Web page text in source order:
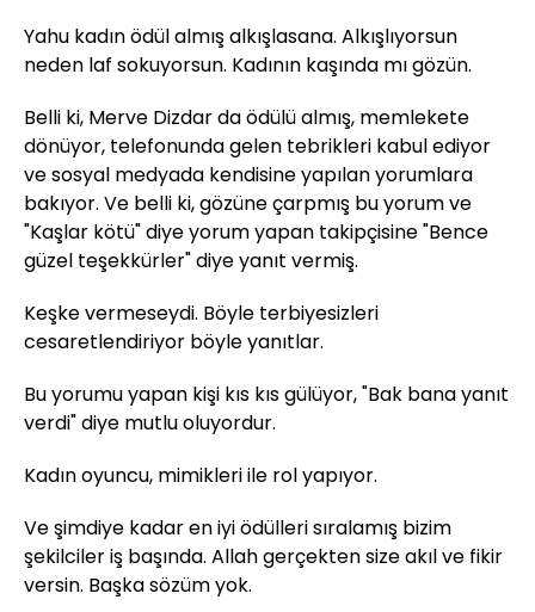
Yahu kadın ödül almış alkışlasana. Alkışlıyorsun
neden laf sokuyorsun. Kadının kaşında mı gözün.
Belli ki, Merve Dizdar da ödülü almış, memlekete
dönüyor, telefonunda gelen tebrikleri kabul ediyor
ve sosyal medyada kendisine yapılan yorumlara
bakıyor. Ve belli ki, gözüne çarpmış bu yorum ve
"Kaşlar kötü" diye yorum yapan takipçisine "Bence
güzel teşekkürler" diye yanıt vermiş.
Keşke vermeseydi. Böyle terbiyesizleri
cesaretlendiriyor böyle yanıtlar.
Bu yorumu yapan kişi kıs kıs gülüyor, "Bak bana yanıt
verdi" diye mutlu oluyordur.
Kadın oyuncu, mimikleri ile rol yapıyor.
Ve şimdiye kadar en iyi ödülleri sıralamış bizim
şekilciler iş başında. Allah gerçekten size akıl ve fikir
versin. Başka sözüm yok.